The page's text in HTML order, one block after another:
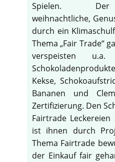
Spielen. Der
weihnachtliche,
durch ein
Thema „Fair Trade“
verspeisten
Kekse,
Bananen und
Zertifizierung. Den
Fairtrade
ist ihnen durch
Thema Fairtrade
der Einkauf fair